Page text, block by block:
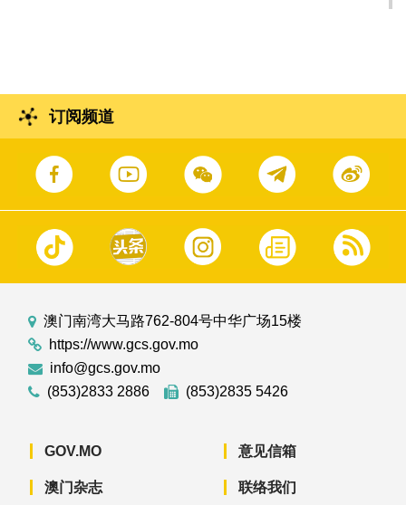
订阅频道
澳门南湾大马路762-804号中华广场15楼
https://www.gcs.gov.mo
info@gcs.gov.mo
(853)2833 2886
(853)2835 5426
GOV.MO
澳门杂志
意见信箱
联络我们